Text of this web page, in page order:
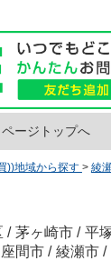
ページトップへ
))地域から探す > 綾
/ 茅ヶ崎市 / 平
座間市 / 綾瀬市 /